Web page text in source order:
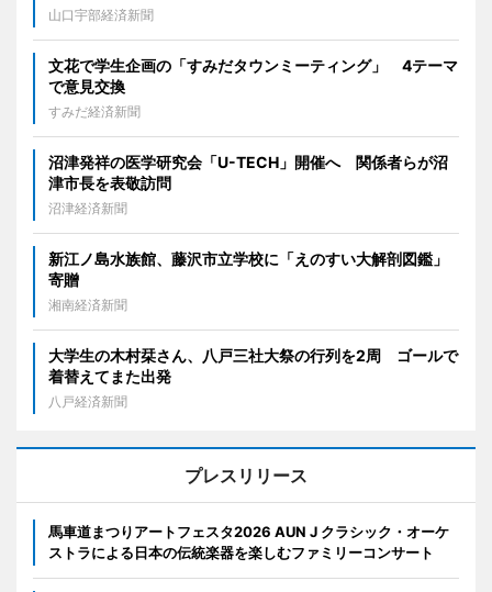
山口宇部経済新聞
文花で学生企画の「すみだタウンミーティング」 4テーマ
で意見交換
すみだ経済新聞
沼津発祥の医学研究会「U-TECH」開催へ 関係者らが沼
津市長を表敬訪問
沼津経済新聞
新江ノ島水族館、藤沢市立学校に「えのすい大解剖図鑑」
寄贈
湘南経済新聞
大学生の木村栞さん、八戸三社大祭の行列を2周 ゴールで
着替えてまた出発
八戸経済新聞
プレスリリース
馬車道まつりアートフェスタ2026 AUN J クラシック・オーケ
ストラによる日本の伝統楽器を楽しむファミリーコンサート